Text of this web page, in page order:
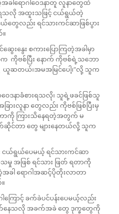
ါရောဂါဝေဒနာတူ လူနာတွေထဲ
သလို အထူးသဖြင့် ငယ်ရွယ်တဲ့
တွေလည်း ရင်သားကင်ဆာဖြစ်ပွား
ေးနွေး စကားပြောကြတဲ့အခါမှာ
ဗစ်ပြီး နောက် ကိုဗစ်ရဲ့သဘော
ဆတယ်၊အမအမြင်ပေါ့၊”လို့ သူက
ေဒနာခံစားရသလို၊ သူရဲ့ဖခင်ဖြစ်သူ
ခြားလူနာ တွေလည်း ကိုဗစ်ဖြစ်ပြီးမှ
တာကို ကြားသိနေရတဲ့အတွက် မ
င်တာ တွေ များနေတယ်လို့ သူက
ယ်ရွယ်ပေမယ့် ရင်သားကင်ဆာ
သမှု အဖြစ် ရင်သား ဖြတ် ရတာကို
ါ ရောဂါအဆင့်ပိုတိုးလာတာ
ကြောင့် ခက်ခဲပင်ပန်းပေမယ့်လည်း
ေသလို အခက်အခဲ တွေ ဒုက္ခတွေကို